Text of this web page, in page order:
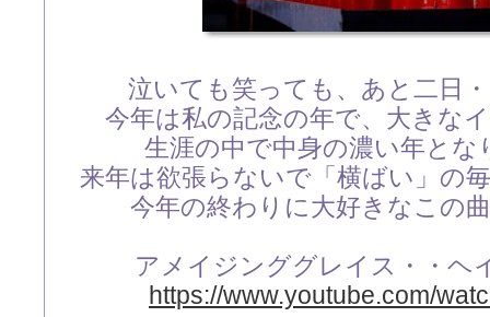
泣いても笑っても、あと二日
今年は私の記念の年で、大きな
生涯の中で中身の濃い年とな
来年は欲張らないで「横ばい」の
今年の終わりに大好きなこの
アメイジンググレイス・・ヘ
https://www.youtube.com/